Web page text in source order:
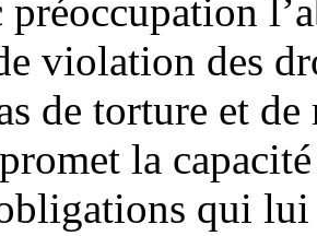
préoccupation
violation des
de torture et
la
qui